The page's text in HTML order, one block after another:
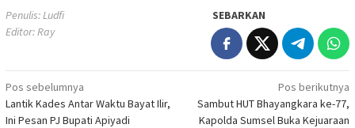
Penulis: Ludfi
Editor: Ray
SEBARKAN
Navigasi
pos
Pos sebelumnya
Lantik Kades Antar Waktu Bayat Ilir,
Ini Pesan PJ Bupati Apiyadi
Pos berikutnya
Sambut HUT Bhayangkara ke-77,
Kapolda Sumsel Buka Kejuaraan